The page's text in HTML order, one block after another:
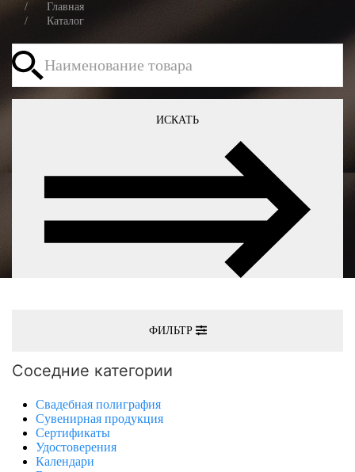
Главная
Каталог
ИСКАТЬ
ФИЛЬТР
Соседние категории
Свадебная полиграфия
Сувенирная продукция
Сертификаты
Удостоверения
Календари